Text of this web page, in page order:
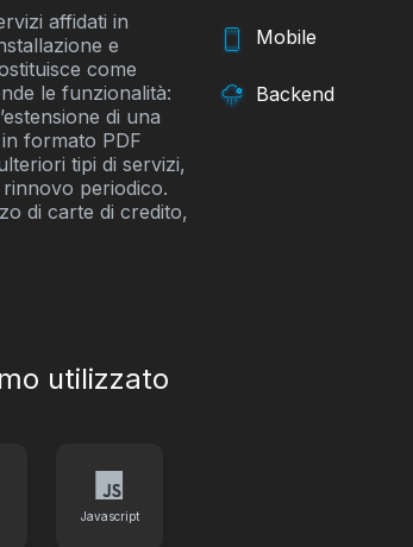
affidati in
e
come
le funzionalità:
di una
formato PDF
tipi di servizi,
periodico.
di carte di credito,
Mobile
Backend
utilizzato
Javascript